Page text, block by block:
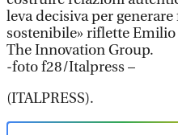
leva decisiva per
sostenibile» riflette
The Innovation Group.
-foto f28/Italpress –
(ITALPRESS).